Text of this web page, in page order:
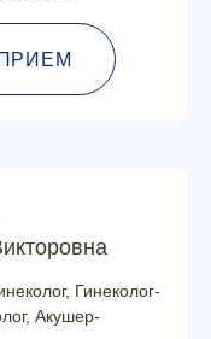
Гинеколог-
Акушер-